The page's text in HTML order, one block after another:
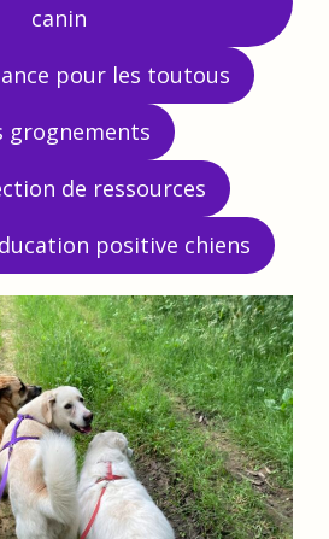
canin
pour les toutous
grognements
de ressources
positive chiens